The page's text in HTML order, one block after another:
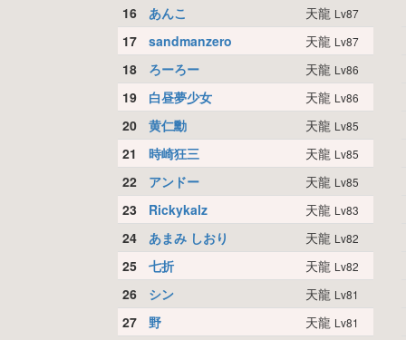
16 あんこ 天龍 Lv87
17 sandmanzero 天龍 Lv87
18 ろーろー 天龍 Lv86
19 白昼夢少女 天龍 Lv86
20 黄仁勳 天龍 Lv85
21 時崎狂三 天龍 Lv85
22 アンドー 天龍 Lv85
23 Rickykalz 天龍 Lv83
24 あまみ しおり 天龍 Lv82
25 七折 天龍 Lv82
26 シン 天龍 Lv81
27 野 天龍 Lv81